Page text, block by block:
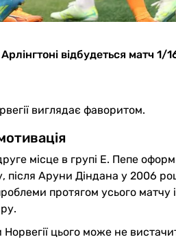
відбудеться матч 1/
виглядає фаворитом.
місце в групі E. Пепе
після Аруни Діндана у 2006
протягом усього матчу
цього може не